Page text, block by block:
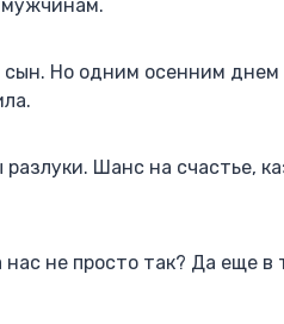
мужчинам.
Но одним осенним днем
Шанс на счастье,
не просто так? Да еще